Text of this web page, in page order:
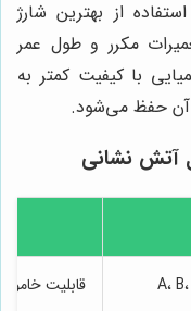
از بهترین شارژ
مکرر و طول عمر
با کیفیت کمتر به
آن حفظ می‌شود.
آتش نشانی
قابلیت